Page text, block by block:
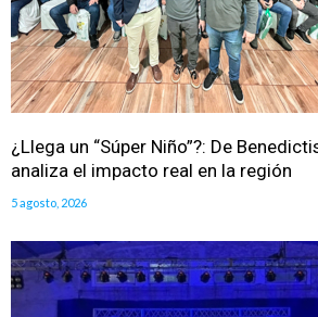
¿Llega un “Súper Niño”?: De
analiza el impacto real en la región
5 agosto, 2026